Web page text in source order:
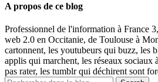
A propos de ce blog
Professionnel de l'information à France
web 2.0 en Occitanie, de Toulouse à
cartonnent, les youtubeurs qui buzz, les
applis qui marchent, les réseaux sociaux
pas rater, les tumblr qui déchirent sont